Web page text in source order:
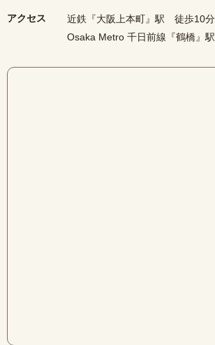
アクセス
近鉄『大阪上本町』駅 徒歩10分
Osaka Metro 千日前線『鶴橋』